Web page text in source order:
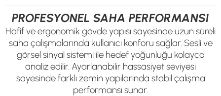
PROFESYONEL SAHA PERFORMANSI
Hafif ve ergonomik gövde yapısı sayesinde uzun süreli
saha çalışmalarında kullanıcı konforu sağlar. Sesli ve
görsel sinyal sistemi ile hedef yoğunluğu kolayca
analiz edilir. Ayarlanabilir hassasiyet seviyesi
sayesinde farklı zemin yapılarında stabil çalışma
performansı sunar.